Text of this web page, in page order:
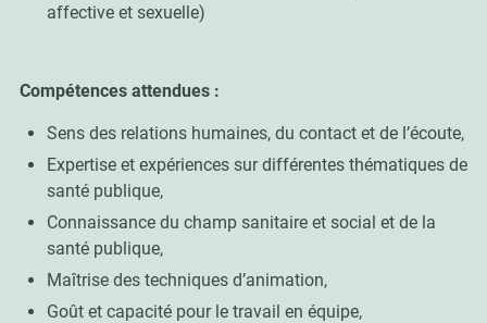
affective et sexuelle)
Compétences attendues :
Sens des relations humaines, du contact et de l’écoute,
Expertise et expériences sur différentes thématiques de
santé publique,
Connaissance du champ sanitaire et social et de la
santé publique,
Maîtrise des techniques d’animation,
Goût et capacité pour le travail en équipe,